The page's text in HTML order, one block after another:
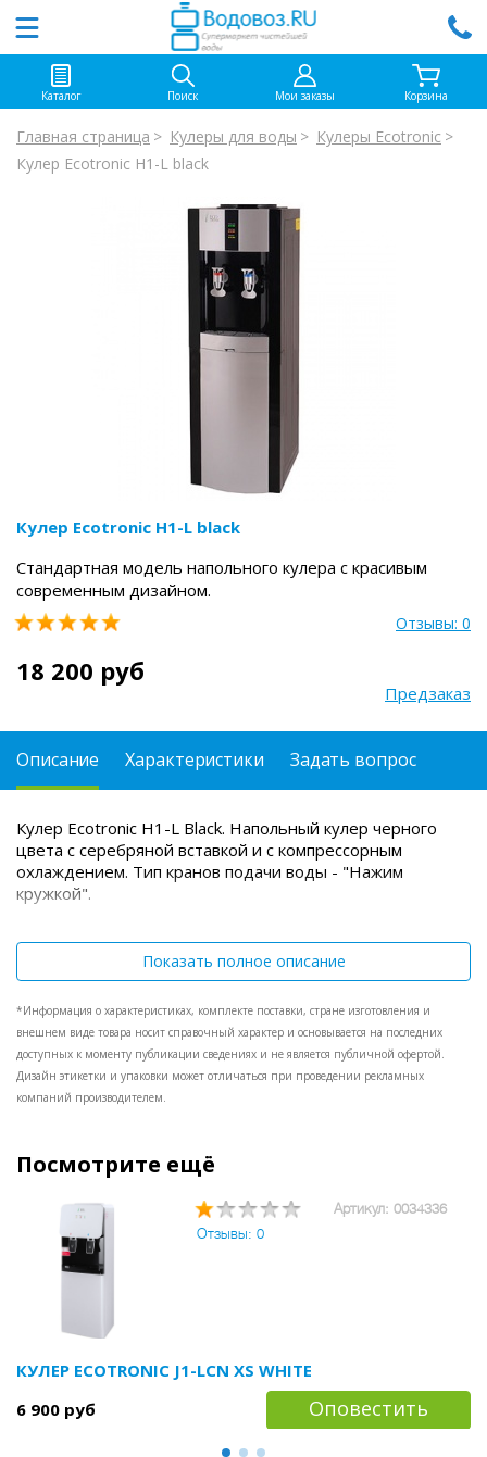
Каталог Поиск Мои заказы Корзина
Главная страница Кулеры для воды
Кулеры Ecotronic
Кулер Ecotronic H1-L black
Кулер Ecotronic H1-L black
Стандартная модель напольного кулера с красивым
современным дизайном.
Отзывы: 0
18 200 руб
Предзаказ
Описание Характеристики Задать вопрос
Кулер Ecotronic H1-L Black. Напольный кулер черного
цвета с серебряной вставкой и с компрессорным
охлаждением. Тип кранов подачи воды - "Нажим
кружкой".
Показать полное описание
*Информация о характеристиках, комплекте поставки, стране изготовления и
внешнем виде товара носит справочный характер и основывается на последних
доступных к моменту публикации сведениях и не является публичной офертой.
Дизайн этикетки и упаковки может отличаться при проведении рекламных
компаний производителем.
Посмотрите ещё
Артикул: 0034336
Отзывы: 0
КУЛЕР ECOTRONIC J1-LCN XS WHITE
6 900 руб
Оповестить